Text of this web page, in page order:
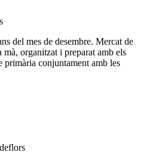
del mes de desembre. Mercat de
organitzat i preparat amb els
primària conjuntament amb les